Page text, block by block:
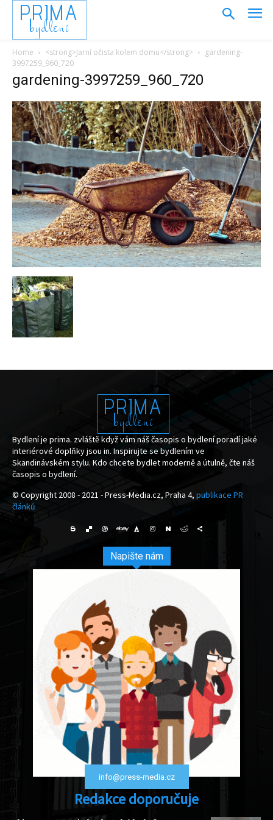
PRIMA
bydlení
Home <strong>Jarní očista kolem domu</strong>
gardening-
3997259_960_720
gardening-3997259_960_720
PRIMA
bydlení
Bydlení je prima. zvláště když vám náš časopis o bydlení poradí jaké
interiérové doplňky jsou in. Inspirujte se bydlením ve
Skandinávském stylu. Kdo chcete bydlet moderně a útulně, čte náš
časopis o bydlení.
© Copyright 2008 - 2021 - Press-Media.cz, Praha 4, publikace PR
článků
Napište nám
info@press-media.cz
Redakce doporučuje